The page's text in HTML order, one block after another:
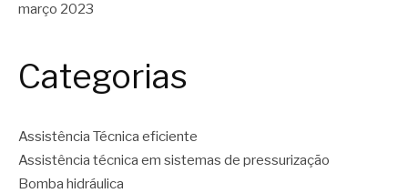
março 2023
Categorias
Assistência Técnica eficiente
Assistência técnica em sistemas de pressurização
Bomba hidráulica